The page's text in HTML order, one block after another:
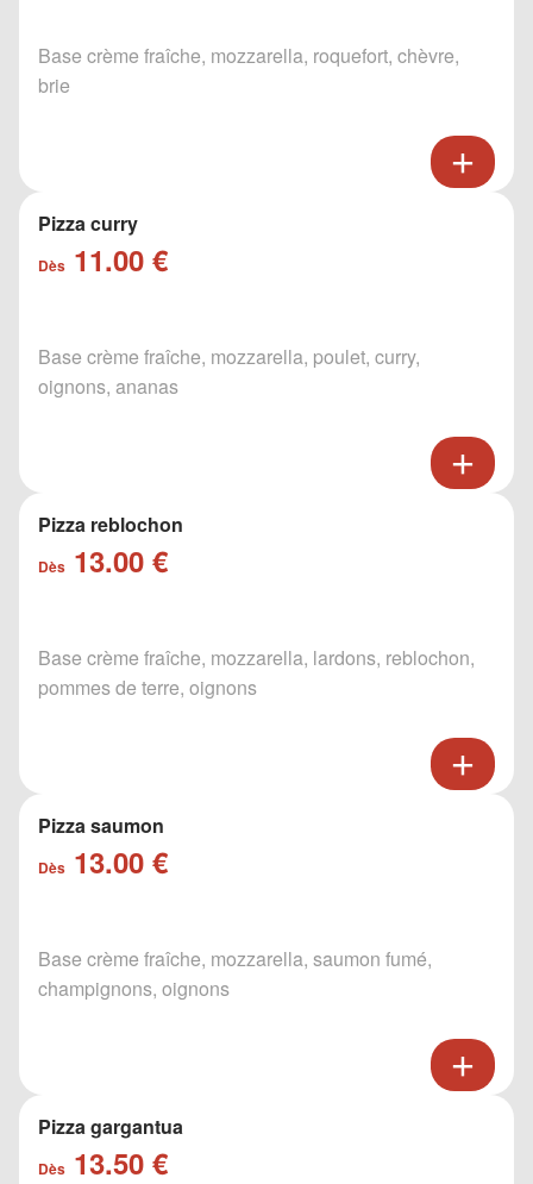
Base crème fraîche, mozzarella, roquefort, chèvre,
brie
Pizza curry
Dès 11.00 €
Base crème fraîche, mozzarella, poulet, curry,
oignons, ananas
Pizza reblochon
Dès 13.00 €
Base crème fraîche, mozzarella, lardons, reblochon,
pommes de terre, oignons
Pizza saumon
Dès 13.00 €
Base crème fraîche, mozzarella, saumon fumé,
champignons, oignons
Pizza gargantua
Dès 13.50 €